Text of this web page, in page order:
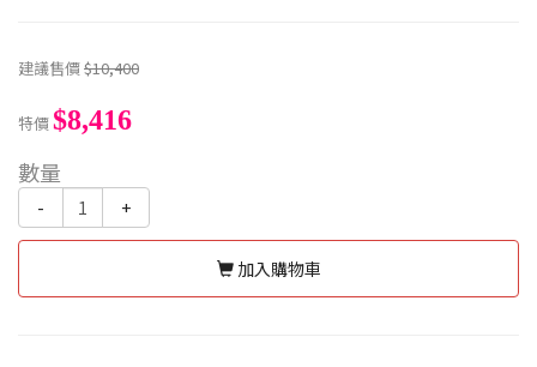
建議售價$10,400
特價$8,416
數量
- +
加入購物車